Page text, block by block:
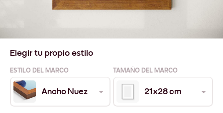
Elegir tu propio estilo
ESTILO DEL MARCO TAMAÑO DEL MARCO
Ancho Nuez 21x28 cm